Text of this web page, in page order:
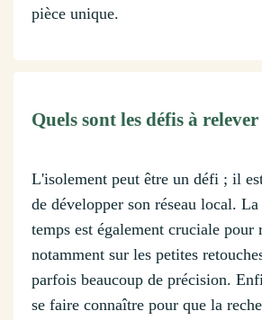
pièce unique.
Quels sont les défis à relever
L'isolement peut être un défi ; il
de développer son réseau local.
temps est également cruciale pour
notamment sur les petites
parfois beaucoup de précision.
se faire connaître pour que la